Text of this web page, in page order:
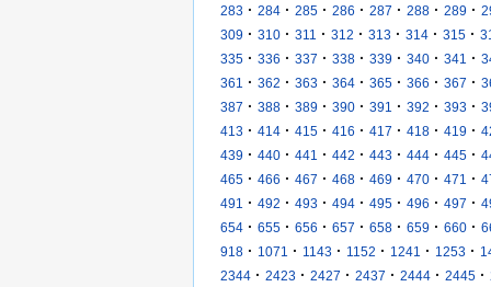
283 · 284 · 285 · 286 · 287 · 288 · 289 ·
309 · 310 · 311 · 312 · 313 · 314 · 315 ·
335 · 336 · 337 · 338 · 339 · 340 · 341 ·
361
· 362 · 363 · 364 · 365 · 366 · 367 ·
387 · 388 · 389 · 390 · 391 · 392 · 393 ·
413 · 414 · 415 · 416 · 417 · 418 · 419 ·
439 · 440 · 441 · 442 · 443 · 444 · 445 ·
465 · 466 · 467 · 468 · 469 · 470 · 471 ·
491
· 492 · 493 · 494 · 495 · 496 · 497 ·
654 · 655 · 656 · 657 · 658 · 659 · 660 ·
918 · 1071 · 1143 · 1152 · 1241 · 1253 ·
2344 · 2423 · 2427 · 2437 · 2444 · 2445 ·